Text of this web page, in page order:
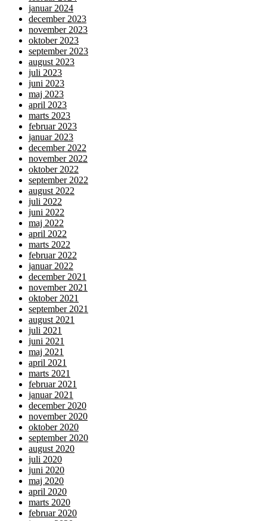
januar 2024
december 2023
november 2023
oktober 2023
september 2023
august 2023
juli 2023
juni 2023
maj 2023
april 2023
marts 2023
februar 2023
januar 2023
december 2022
november 2022
oktober 2022
september 2022
august 2022
juli 2022
juni 2022
maj 2022
april 2022
marts 2022
februar 2022
januar 2022
december 2021
november 2021
oktober 2021
september 2021
august 2021
juli 2021
juni 2021
maj 2021
april 2021
marts 2021
februar 2021
januar 2021
december 2020
november 2020
oktober 2020
september 2020
august 2020
juli 2020
juni 2020
maj 2020
april 2020
marts 2020
februar 2020